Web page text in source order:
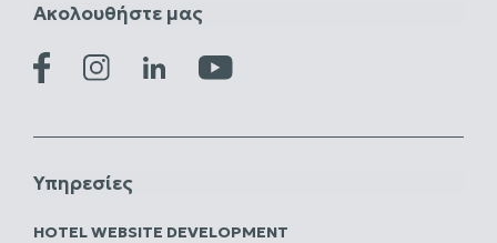
Ακολουθήστε μας
Υπηρεσίες
HOTEL WEBSITE DEVELOPMENT